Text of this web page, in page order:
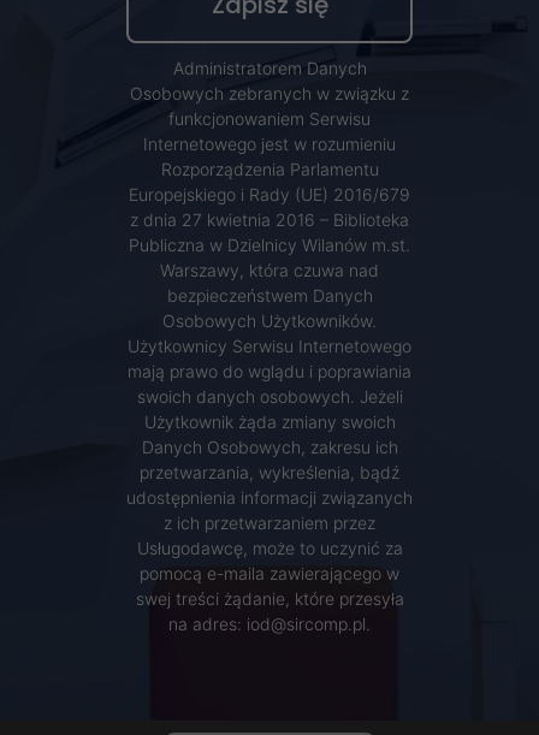
Administratorem Danych
Osobowych zebranych w związku z
funkcjonowaniem Serwisu
Internetowego jest w rozumieniu
Rozporządzenia Parlamentu
Europejskiego i Rady (UE) 2016/679
z dnia 27 kwietnia 2016 – Biblioteka
Publiczna w Dzielnicy Wilanów m.st.
Warszawy, która czuwa nad
bezpieczeństwem Danych
Osobowych Użytkowników.
Użytkownicy Serwisu Internetowego
mają prawo do wglądu i poprawiania
swoich danych osobowych. Jeżeli
Użytkownik żąda zmiany swoich
Danych Osobowych, zakresu ich
przetwarzania, wykreślenia, bądź
udostępnienia informacji związanych
z ich przetwarzaniem przez
Usługodawcę, może to uczynić za
pomocą e-maila zawierającego w
swej treści żądanie, które przesyła
na adres: iod@sircomp.pl.